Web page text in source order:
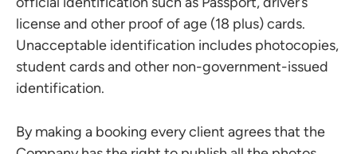
license and other proof of age (18 plus) cards.
Unacceptable identification includes photocopies,
student cards and other non-government-issued
identification.
By making a booking every client agrees that the